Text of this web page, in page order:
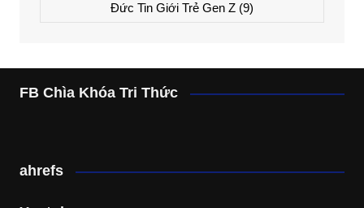
Đức Tin Giới Trẻ Gen Z(9)
FB Chìa Khóa Tri Thức
ahrefs